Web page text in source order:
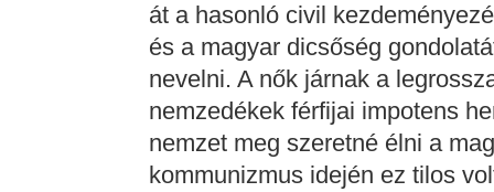
át a hasonló civil
és a magyar dicsőség
nevelni. A nők járnak a
nemzedékek férfijai impotens
nemzet meg szeretné élni a
kommunizmus idején ez tilos